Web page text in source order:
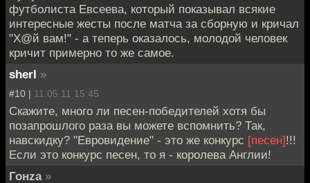
футболиста Евсеева, который показывал всякие
интересные жесты после матча за сборную и кричал
"Х@й вам!" - а теперь оказалось, молодой человек
кричит примерно то же самое.
sherl »
#10 | 11.05.11 15:45
Скажите, много ли песен-победителей хотя бы
позапрошлого раза вы можете вспомнить? Так,
навскидку? "Евровидение" - это же конкурс [песен]!!!
Если это конкурс песен, то я - королева Англии!
Гонzа »